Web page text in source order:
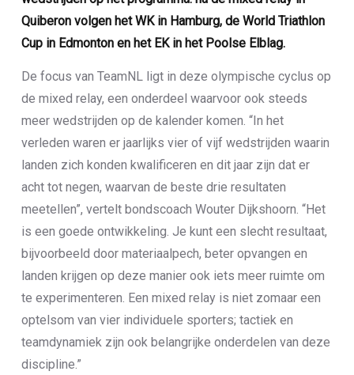
Quiberon volgen het WK in Hamburg, de World Triathlon
Cup in Edmonton en het EK in het Poolse Elblag.
De focus van TeamNL ligt in deze olympische cyclus op
de mixed relay, een onderdeel waarvoor ook steeds
meer wedstrijden op de kalender komen. “In het
verleden waren er jaarlijks vier of vijf wedstrijden waarin
landen zich konden kwalificeren en dit jaar zijn dat er
acht tot negen, waarvan de beste drie resultaten
meetellen”, vertelt bondscoach Wouter Dijkshoorn. “Het
is een goede ontwikkeling. Je kunt een slecht resultaat,
bijvoorbeeld door materiaalpech, beter opvangen en
landen krijgen op deze manier ook iets meer ruimte om
te experimenteren. Een mixed relay is niet zomaar een
optelsom van vier individuele sporters; tactiek en
teamdynamiek zijn ook belangrijke onderdelen van deze
discipline.”